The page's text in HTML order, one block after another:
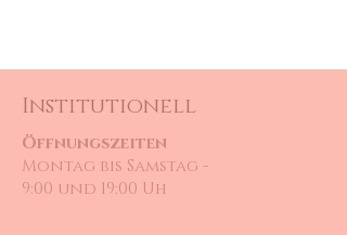
Institutionell
Öffnungszeiten
Montag bis Samstag -
9:00 und 19:00 Uh